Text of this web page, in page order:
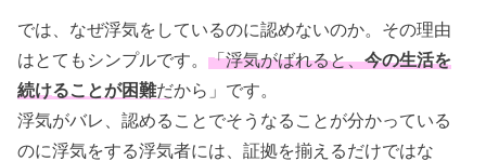
では、なぜ浮気をしているのに認めないのか。その理由
はとてもシンプルです。「浮気がばれると、今の生活を
続けることが困難だから」 です。
浮気がバレ、認めることでそうなることが分かっている
のに浮気をする浮気者には、証拠を揃えるだけではな